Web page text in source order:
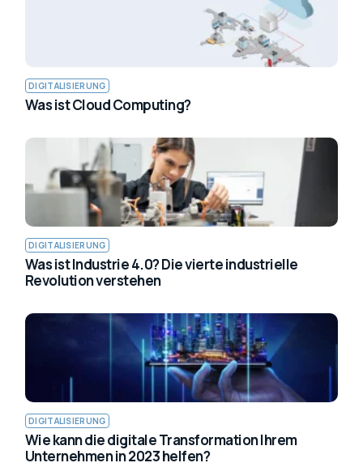
DIGITALISIERUNG
Was ist Cloud Computing?
DIGITALISIERUNG
Was ist Industrie 4.0? Die vierte industrielle
Revolution verstehen
DIGITALISIERUNG
Wie kann die digitale Transformation Ihrem
Unternehmen in 2023 helfen?